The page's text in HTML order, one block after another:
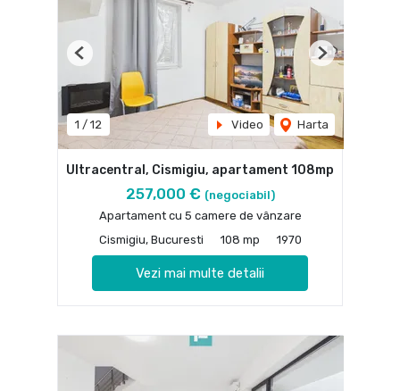
1 / 12 Video Harta
Previous Next
Ultracentral, Cismigiu, apartament 108mp
257,000 € (negociabil)
Apartament cu 5 camere de vânzare
Cismigiu, Bucuresti
108 mp 1970
Vezi mai multe detalii